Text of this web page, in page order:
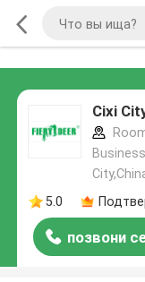
Cixi
5.0
позвони